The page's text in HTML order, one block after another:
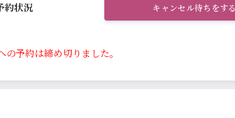
約状況 キャンセル待ちをする
の予約は締め切りました。